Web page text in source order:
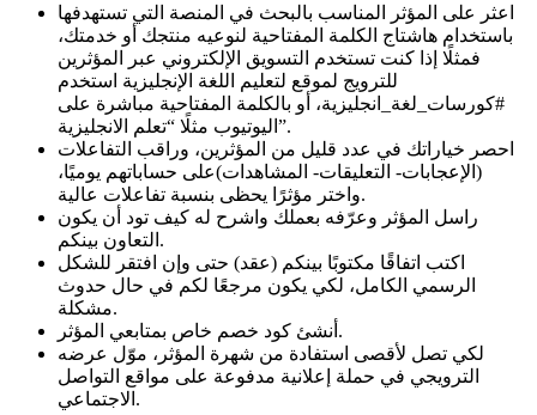
اعثر على المؤثر المناسب بالبحث في المنصة التي تستهدفها
باستخدام هاشتاج الكلمة المفتاحية لنوعيه منتجك أو خدمتك،
فمثلًا إذا كنت تستخدم التسويق الإلكتروني عبر المؤثرين
للترويج لموقع لتعليم اللغة الإنجليزية استخدم
#كورسات_لغة_انجليزية، أو بالكلمة المفتاحية مباشرة على
اليوتيوب مثلًا “تعلم الانجليزية”.
احصر خياراتك في عدد قليل من المؤثرين، وراقب التفاعلات
(الإعجابات- التعليقات- المشاهدات)على حساباتهم يوميًا،
واختر مؤثرًا يحظى بنسبة تفاعلات عالية.
راسل المؤثر وعرّفه بعملك واشرح له كيف تود أن يكون
التعاون بينكم.
اكتب اتفاقًا مكتوبًا بينكم (عقد) حتى وإن افتقر للشكل
الرسمي الكامل، لكي يكون مرجعًا لكم في حال حدوث
مشكلة.
أنشئ كود خصم خاص بمتابعي المؤثر.
لكي تصل لأقصى استفادة من شهرة المؤثر، موّل عرضه
الترويجي في حملة إعلانية مدفوعة على مواقع التواصل
الاجتماعي.